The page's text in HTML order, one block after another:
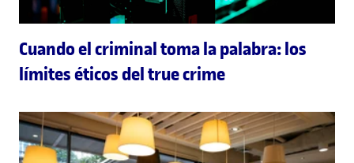
Cuando el criminal toma la palabra: los
límites éticos del true crime